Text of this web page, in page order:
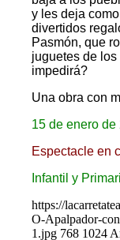
y les deja
divertidos
Pasmón, que
juguetes de
impedirá?
Una obra con
15 de enero
Espectacle en
Infantil y
https://
O-Apalpador-
1.jpg 768 1024